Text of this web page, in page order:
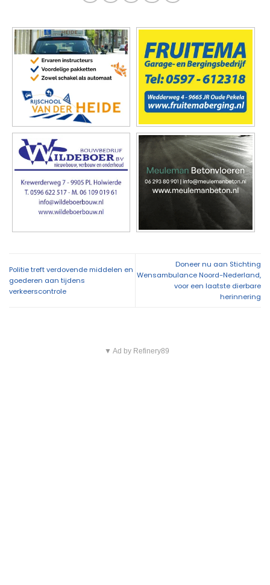
Politie treft verdovende middelen en
goederen aan tijdens
verkeerscontrole
Doneer nu aan Stichting
Wensambulance Noord-Nederland,
voor een laatste dierbare
herinnering
▼ Ad by Refinery89